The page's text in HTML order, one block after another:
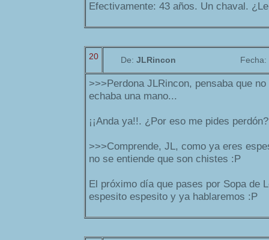
Efectivamente: 43 años. Un chaval.
20 De: JLRincon Fecha:
>>>Perdona JLRincon, pensaba que
echaba una mano...
¡¡Anda ya!!. ¿Por eso me pides
>>>Comprende, JL, como ya eres
no se entiende que son chistes :P
El próximo día que pases por Sopa de
espesito espesito y ya hablaremos :P